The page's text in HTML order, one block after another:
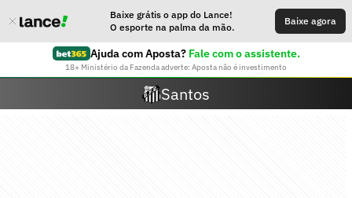
Baixe grátis o app do Lance!
O esporte na palma da mão.
Baixe agora
Ajuda com Aposta? Fale com o assistente.
18+ Ministério da Fazenda adverte: Aposta não é investimento
Santos